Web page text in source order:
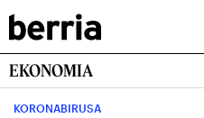
EKONOMIA
KORONABIRUSA